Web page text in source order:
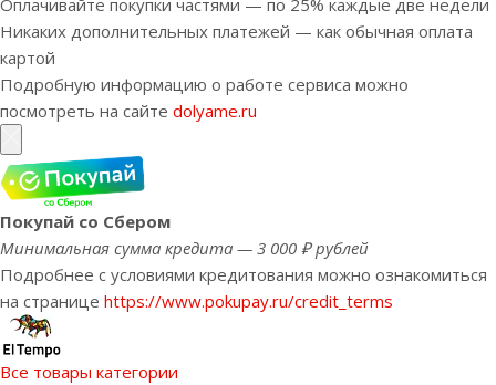
Никаких дополнительных платежей — как обычная оплата
картой
Подробную информацию о работе сервиса можно
посмотреть на сайте dolyame.ru
Покупай со Сбером
Минимальная сумма кредита — 3 000 ₽ рублей
Подробнее с условиями кредитования можно ознакомиться
на странице https://www.pokupay.ru/credit_terms
Все товары категории